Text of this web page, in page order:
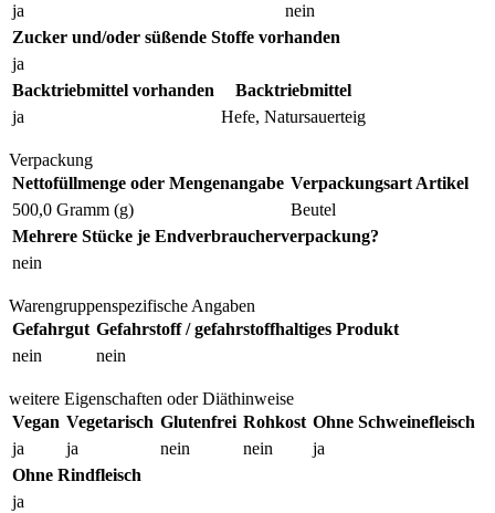
ja
nein
Zucker und/oder süßende Stoffe vorhanden
ja
Backtriebmittel vorhanden
ja
Backtriebmittel
Hefe, Natursauerteig
Verpackung
Nettofüllmenge oder Mengenangabe
500,0 Gramm (g)
Verpackungsart Artikel
Beutel
Mehrere Stücke je Endverbraucherverpackung?
nein
Warengruppenspezifische Angaben
Gefahrgut
nein
Gefahrstoff / gefahrstoffhaltiges Produkt
nein
weitere Eigenschaften oder Diäthinweise
Vegan
ja
Vegetarisch
ja
Glutenfrei
nein
Rohkost
nein
Ohne Schweinefleisch
ja
Ohne Rindfleisch
ja